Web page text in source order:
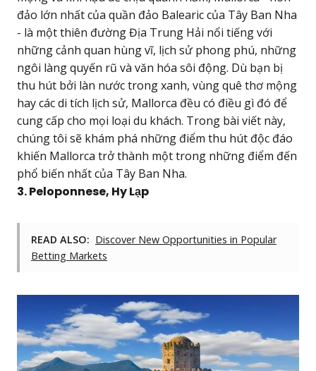
đảo lớn nhất của quần đảo Balearic của Tây Ban Nha
- là một thiên đường Địa Trung Hải nổi tiếng với
những cảnh quan hùng vĩ, lịch sử phong phú, những
ngôi làng quyến rũ và văn hóa sôi động. Dù bạn bị
thu hút bởi làn nước trong xanh, vùng quê thơ mộng
hay các di tích lịch sử, Mallorca đều có điều gì đó để
cung cấp cho mọi loại du khách. Trong bài viết này,
chúng tôi sẽ khám phá những điểm thu hút độc đáo
khiến Mallorca trở thành một trong những điểm đến
phổ biến nhất của Tây Ban Nha.
3. Peloponnese, Hy Lạp
READ ALSO: Discover New Opportunities in Popular
Betting Markets